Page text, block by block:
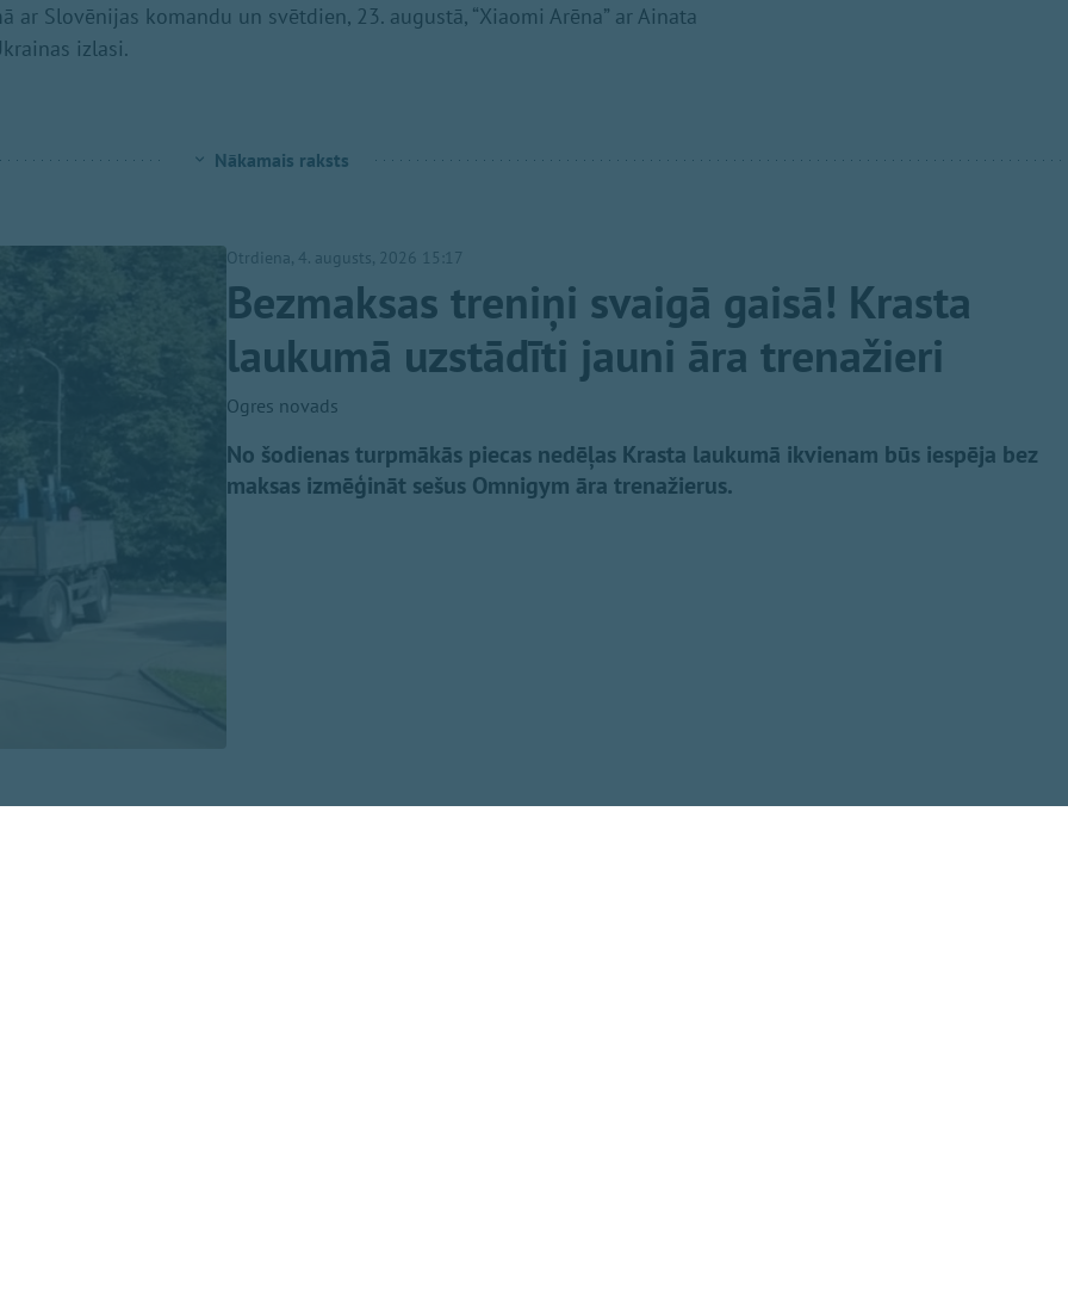
ar Slovēnijas komandu un svētdien, 23. augustā, “Xiaomi Arēna” ar Ainata
izlasi.
Nākamais raksts
Otrdiena, 4. augusts, 2026 15:17
Bezmaksas treniņi svaigā gaisā! Krasta
laukumā uzstādīti jauni āra trenažieri
Ogres novads
No šodienas turpmākās piecas nedēļas Krasta laukumā ikvienam būs iespēja bez
maksas izmēģināt sešus Omnigym āra trenažierus.